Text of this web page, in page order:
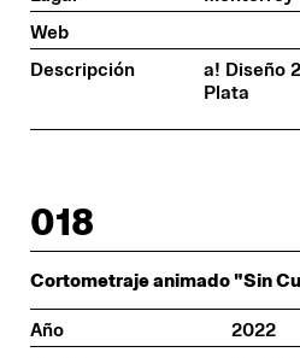
Web
Descripción
a! Diseño
Plata
018
Cortometraje animado "Sin
Año
2022